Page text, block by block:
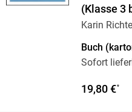
(Klasse 3
Karin
Buch
Sofort
19,80 €*